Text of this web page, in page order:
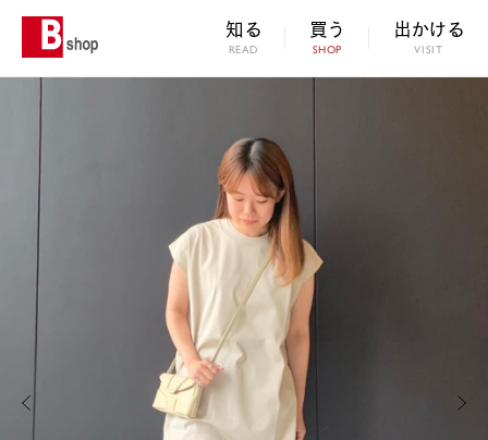
知る
READ
買う
SHOP
出かける
VISIT